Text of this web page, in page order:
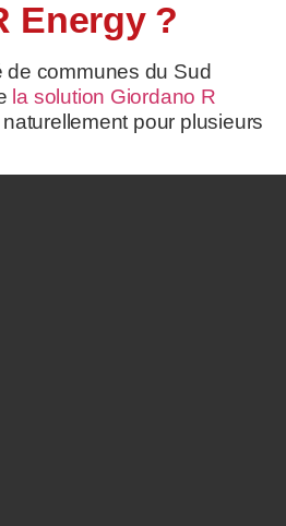
Energy ?
de communes du Sud
la solution Giordano R
pour plusieurs